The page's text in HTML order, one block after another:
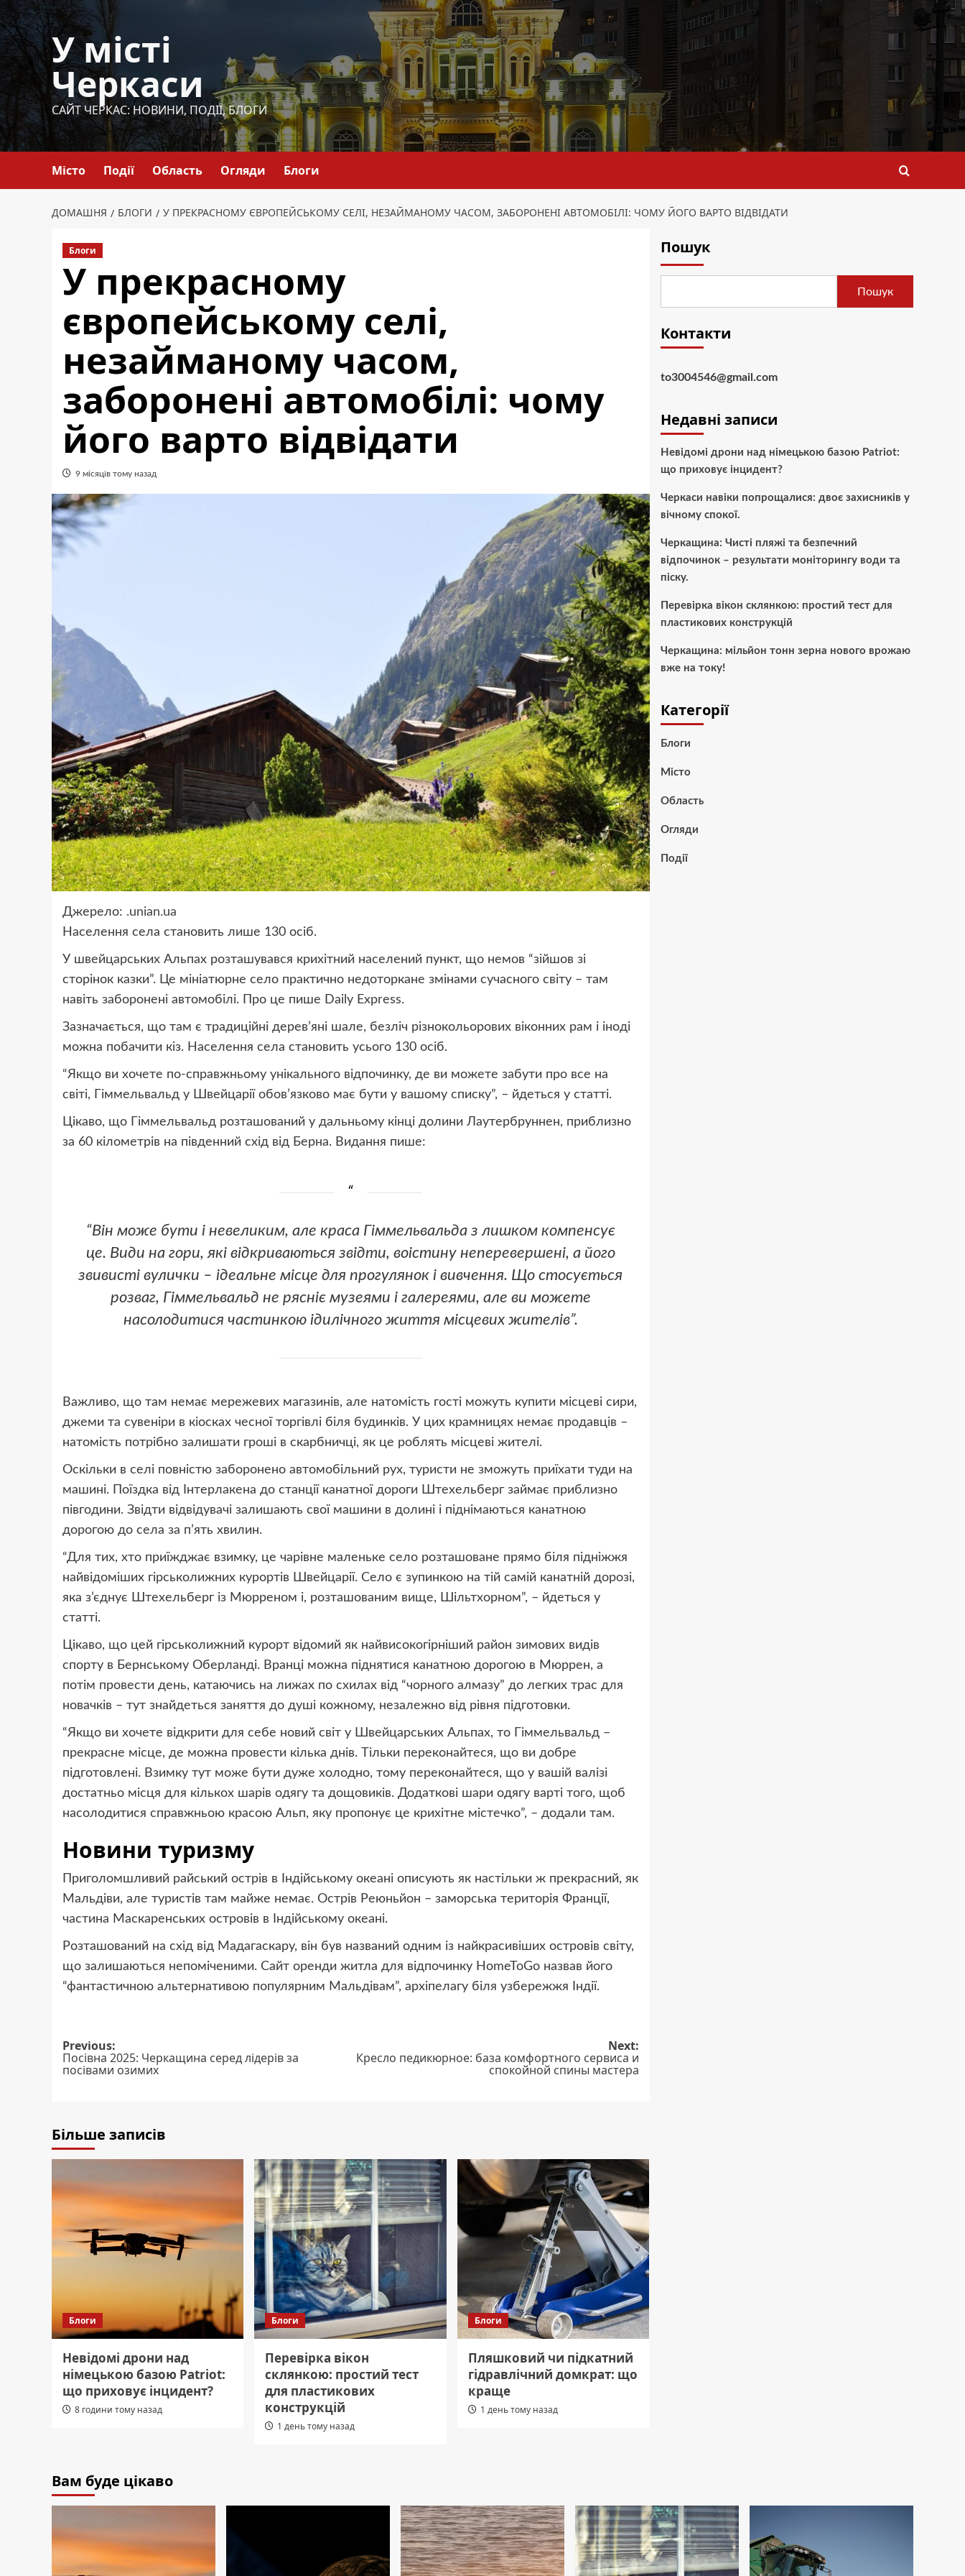
Перейти
до
вмісту
У місті
Черкаси
САЙТ ЧЕРКАС: НОВИНИ, ПОДІЇ, БЛОГИ
Місто Події Область Огляди Блоги
ДОМАШНЯ БЛОГИ У ПРЕКРАСНОМУ ЄВРОПЕЙСЬКОМУ СЕЛІ, НЕЗАЙМАНОМУ ЧАСОМ, ЗАБОРОНЕНІ АВТОМОБІЛІ: ЧОМУ ЙОГО ВАРТО ВІДВІДАТИ
Блоги
У прекрасному
європейському селі,
незайманому часом,
заборонені автомобілі: чому
його варто відвідати
9 місяців тому назад
Джерело: .unian.ua
Населення села становить лише 130 осіб.
У швейцарських Альпах розташувався крихітний населений пункт, що немов “зійшов зі
сторінок казки”. Це мініатюрне село практично недоторкане змінами сучасного світу – там
навіть заборонені автомобілі. Про це пише Daily Express.
Зазначається, що там є традиційні дерев’яні шале, безліч різнокольорових віконних рам і іноді
можна побачити кіз. Населення села становить усього 130 осіб.
“Якщо ви хочете по-справжньому унікального відпочинку, де ви можете забути про все на
світі, Гіммельвальд у Швейцарії обов’язково має бути у вашому списку”, – йдеться у статті.
Цікаво, що Гіммельвальд розташований у дальньому кінці долини Лаутербруннен, приблизно
за 60 кілометрів на південний схід від Берна. Видання пише:
“Він може бути і невеликим, але краса Гіммельвальда з лишком компенсує
це. Види на гори, які відкриваються звідти, воістину неперевершені, а його
звивисті вулички – ідеальне місце для прогулянок і вивчення. Що стосується
розваг, Гіммельвальд не рясніє музеями і галереями, але ви можете
насолодитися частинкою ідилічного життя місцевих жителів”.
Важливо, що там немає мережевих магазинів, але натомість гості можуть купити місцеві сири,
джеми та сувеніри в кіосках чесної торгівлі біля будинків. У цих крамницях немає продавців –
натомість потрібно залишати гроші в скарбничці, як це роблять місцеві жителі.
Оскільки в селі повністю заборонено автомобільний рух, туристи не зможуть приїхати туди на
машині. Поїздка від Інтерлакена до станції канатної дороги Штехельберг займає приблизно
півгодини. Звідти відвідувачі залишають свої машини в долині і піднімаються канатною
дорогою до села за п’ять хвилин.
“Для тих, хто приїжджає взимку, це чарівне маленьке село розташоване прямо біля підніжжя
найвідоміших гірськолижних курортів Швейцарії. Село є зупинкою на тій самій канатній дорозі,
яка з’єднує Штехельберг із Мюрреном і, розташованим вище, Шільтхорном”, – йдеться у
статті.
Цікаво, що цей гірськолижний курорт відомий як найвисокогірніший район зимових видів
спорту в Бернському Оберланді. Вранці можна піднятися канатною дорогою в Мюррен, а
потім провести день, катаючись на лижах по схилах від “чорного алмазу” до легких трас для
новачків – тут знайдеться заняття до душі кожному, незалежно від рівня підготовки.
“Якщо ви хочете відкрити для себе новий світ у Швейцарських Альпах, то Гіммельвальд –
прекрасне місце, де можна провести кілька днів. Тільки переконайтеся, що ви добре
підготовлені. Взимку тут може бути дуже холодно, тому переконайтеся, що у вашій валізі
достатньо місця для кількох шарів одягу та дощовиків. Додаткові шари одягу варті того, щоб
насолодитися справжньою красою Альп, яку пропонує це крихітне містечко”, – додали там.
Новини туризму
Приголомшливий райський острів в Індійському океані описують як настільки ж прекрасний, як
Мальдіви, але туристів там майже немає. Острів Реюньйон – заморська територія Франції,
частина Маскаренських островів в Індійському океані.
Розташований на схід від Мадагаскару, він був названий одним із найкрасивіших островів світу,
що залишаються непоміченими. Сайт оренди житла для відпочинку HomeToGo назвав його
“фантастичною альтернативою популярним Мальдівам”, архіпелагу біля узбережжя Індії.
Post
navigation
Previous:
Посівна 2025: Черкащина серед лідерів за
посівами озимих
Next:
Кресло педикюрное: база комфортного сервиса и
спокойной спины мастера
Більше записів
Блоги
Невідомі дрони над
німецькою базою Patriot:
що приховує інцидент?
8 години тому назад
Блоги
Перевірка вікон
склянкою: простий тест
для пластикових
конструкцій
1 день тому назад
Блоги
Пляшковий чи підкатний
гідравлічний домкрат: що
краще
1 день тому назад
Пошук
Пошук
Контакти
to3004546@gmail.com
Недавні записи
Невідомі дрони над німецькою базою Patriot:
що приховує інцидент?
Черкаси навіки попрощалися: двоє захисників у
вічному спокої.
Черкащина: Чисті пляжі та безпечний
відпочинок – результати моніторингу води та
піску.
Перевірка вікон склянкою: простий тест для
пластикових конструкцій
Черкащина: мільйон тонн зерна нового врожаю
вже на току!
Категорії
Блоги
Місто
Область
Огляди
Події
Вам буде цікаво